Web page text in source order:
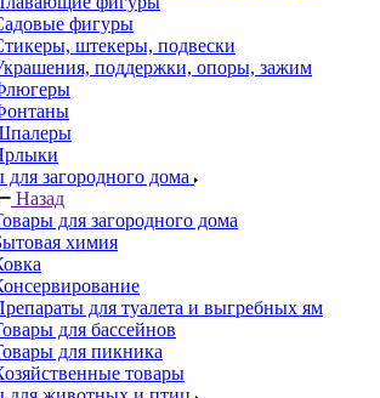
фигуры
штекеры, подвески
поддержки, опоры, зажим
для загородного дома
Назад
для загородного дома
химия
для туалета и выгребных ям
для бассейнов
для пикника
товары